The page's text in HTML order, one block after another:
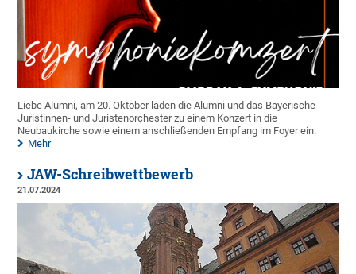
Liebe Alumni, am 20. Oktober laden die Alumni und das Bayerische
Juristinnen- und Juristenorchester zu einem Konzert in die
Neubaukirche sowie einem anschließenden Empfang im Foyer ein.
Mehr
JAW-Schreibwettbewerb
21.07.2024